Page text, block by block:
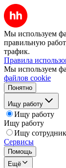
Мы используем
правильную
трафик.
Правила
Мы используем
файлов cookie
Понятно
Ищу работу
Ищу работу
Ищу работу
Ищу
Сервисы
Помощь
Ещё